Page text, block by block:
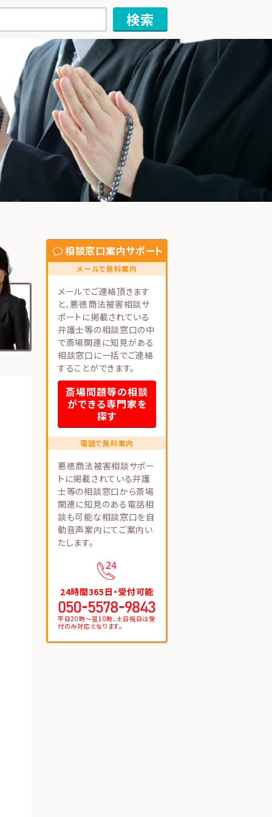
相談窓口案内サポート
メールで無料案内
メールでご連絡頂きます
と、悪徳商法被害相談サ
ポートに掲載されている
弁護士等の相談窓口の中
で斎場関連に知見がある
相談窓口に一括でご連絡
することができます。
斎場問題等の相談
ができる専門家を
探す
電話で無料案内
悪徳商法被害相談サポー
トに掲載されている弁護
士等の相談窓口から斎場
関連に知見のある電話相
談も可能な相談窓口を自
動音声案内にてご案内い
たします。
24時間365日・受付可能
平日20時〜翌10時、土日祝日は受
付のみ対応となります。